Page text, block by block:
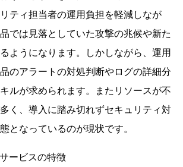
ティ担当者の運用負担を軽減しなが
では見落としていた攻撃の兆候や新た
ようになります。しかしながら、運用
のアラートの対処判断やログの詳細分
ルが求められます。またリソースが不
く、導入に踏み切れずセキュリティ対
となっているのが現状です。
ービスの特徴